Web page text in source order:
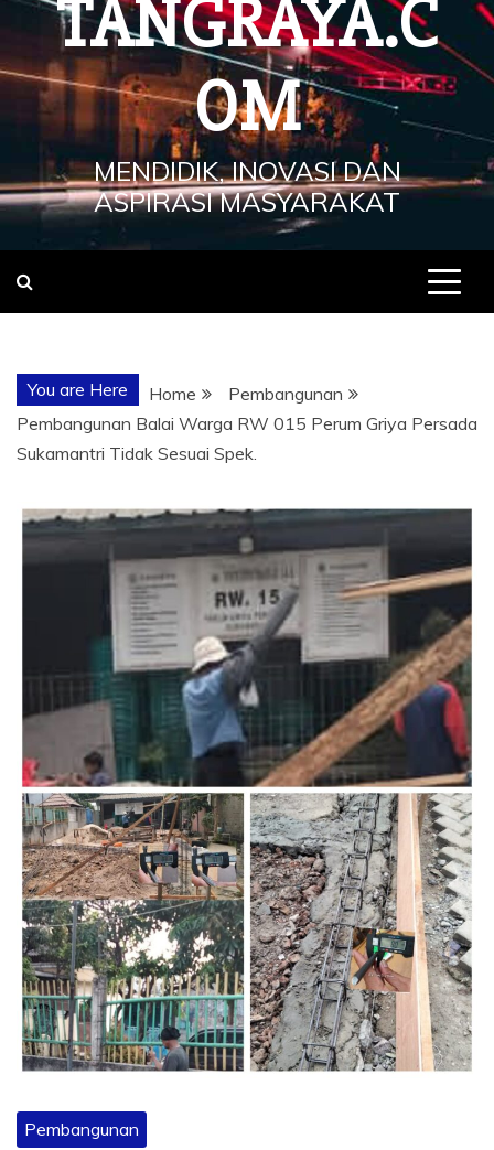
TANGRAYA.C
OM
MENDIDIK, INOVASI DAN
ASPIRASI MASYARAKAT
You are Here Home
Pembangunan
Pembangunan Balai Warga RW 015 Perum Griya Persada
Sukamantri Tidak Sesuai Spek.
Pembangunan